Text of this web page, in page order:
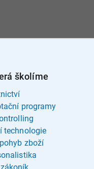
školíme
programy
technologie
zboží